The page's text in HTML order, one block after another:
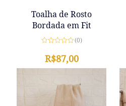
Toalha de Rosto
Bordada em Fit
de
5
(0)
R$87,00